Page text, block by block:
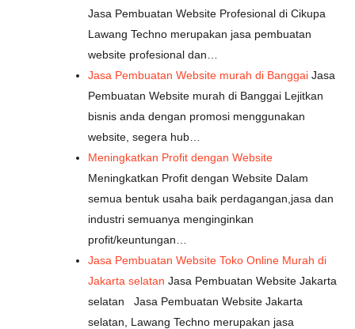
Jasa Pembuatan Website Profesional di Cikupa
Lawang Techno merupakan jasa pembuatan
website profesional dan…
Jasa Pembuatan Website murah di Banggai Jasa
Pembuatan Website murah di Banggai Lejitkan
bisnis anda dengan promosi menggunakan
website, segera hub…
Meningkatkan Profit dengan Website
Meningkatkan Profit dengan Website Dalam
semua bentuk usaha baik perdagangan,jasa dan
industri semuanya menginginkan
profit/keuntungan…
Jasa Pembuatan Website Toko Online Murah di
Jakarta selatan Jasa Pembuatan Website Jakarta
selatan Jasa Pembuatan Website Jakarta
selatan, Lawang Techno merupakan jasa